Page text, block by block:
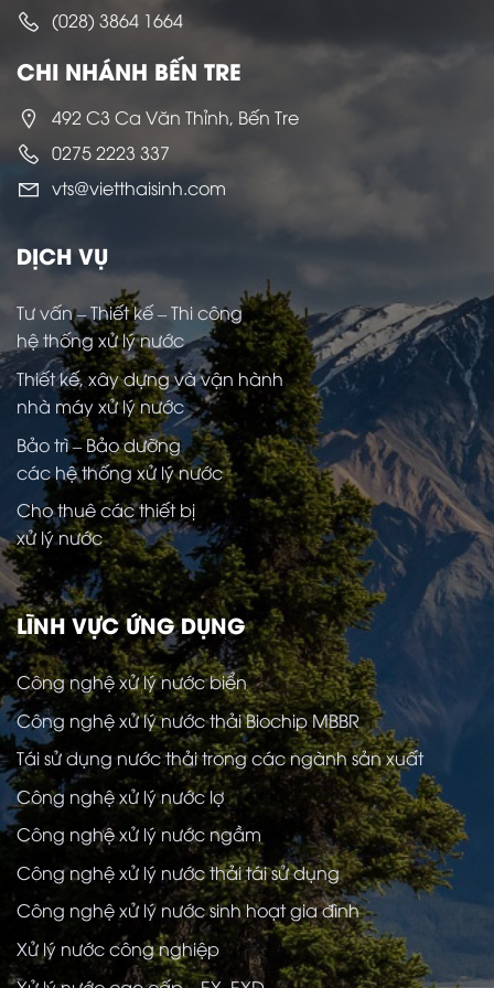
(028) 3864 1664
CHI NHÁNH BẾN TRE
492 C3 Ca Văn Thỉnh, Bến Tre
0275 2223 337
vts@vietthaisinh.com
DỊCH VỤ
Tư vấn – Thiết kế – Thi công
hệ thống xử lý nước
Thiết kế, xây dựng và vận hành
nhà máy xử lý nước
Bảo trì – Bảo dưỡng
các hệ thống xử lý nước
Cho thuê các thiết bị
xử lý nước
LĨNH VỰC ỨNG DỤNG
Công nghệ xử lý nước biển
Công nghệ xử lý nước thải Biochip MBBR
Tái sử dụng nước thải trong các ngành sản xuất
Công nghệ xử lý nước lợ
Công nghệ xử lý nước ngầm
Công nghệ xử lý nước thải tái sử dụng
Công nghệ xử lý nước sinh hoạt gia đình
Xử lý nước công nghiệp